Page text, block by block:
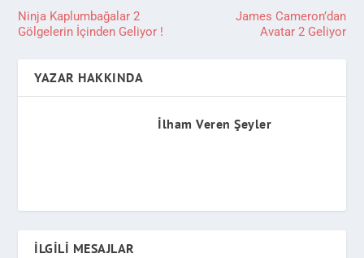
Ninja Kaplumbağalar 2
Gölgelerin İçinden Geliyor !
James Cameron’dan
Avatar 2 Geliyor
YAZAR HAKKINDA
İlham Veren Şeyler
İLGILI MESAJLAR